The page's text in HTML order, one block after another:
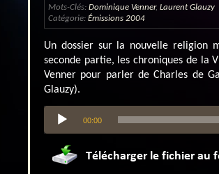
Mots-Clés: Dominique Venner, Laurent Glauzy
Catégorie: Émissions 2004
Un dossier sur la nouvelle religion
seconde partie, les chroniques de la
Venner pour parler de Charles de
Glauzy).
Lecteur
audio
00:00